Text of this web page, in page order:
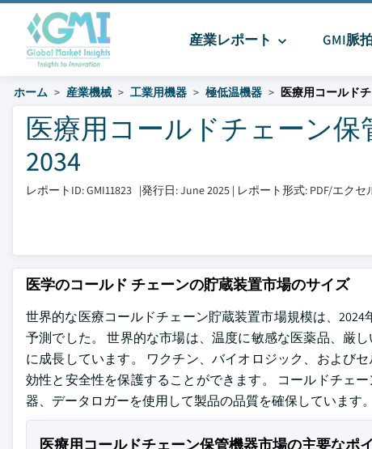
産業レポート GMI脈
ホーム 産業機械 工業用機器 極低温機器 医療用コールド
医療用コールドチェーン保
2034
レポートID: GMI11823 |発行日: June 2025 | レポート形式: PDF/エク
医学のコールド チェーンの貯蔵装置市場のサイズ
世界的な医療コールドチェーン貯蔵装置市場規模は、2024
予測でした。 世界的な市場は、温度に敏感な医薬品、厳
に成長しています。 ワクチン、バイオロジック、および
効性と安全性を保護することができます。 コールドチェ
器、データロガーを使用して製品の品質を確保しています。
医療用コールドチェーン保管機器市場の主要なポ